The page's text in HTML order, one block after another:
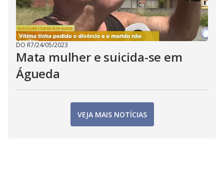
DO R7/24/05/2023
Mata mulher e suicida-se em
Águeda
VEJA MAIS NOTÍCIAS